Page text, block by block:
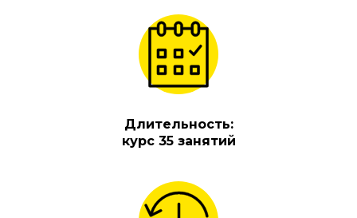
Длительность:
курс 35 занятий